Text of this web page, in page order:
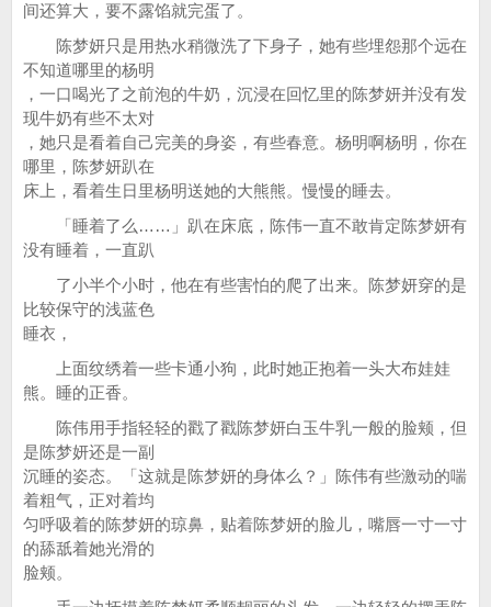
间还算大，要不露馅就完蛋了。
陈梦妍只是用热水稍微洗了下身子，她有些埋怨那个远在
不知道哪里的杨明
，一口喝光了之前泡的牛奶，沉浸在回忆里的陈梦妍并没有发
现牛奶有些不太对
，她只是看着自己完美的身姿，有些春意。杨明啊杨明，你在
哪里，陈梦妍趴在
床上，看着生日里杨明送她的大熊熊。慢慢的睡去。
「睡着了么……」趴在床底，陈伟一直不敢肯定陈梦妍有
没有睡着，一直趴
了小半个小时，他在有些害怕的爬了出来。陈梦妍穿的是
比较保守的浅蓝色
睡衣，
上面纹绣着一些卡通小狗，此时她正抱着一头大布娃娃
熊。睡的正香。
陈伟用手指轻轻的戳了戳陈梦妍白玉牛乳一般的脸颊，但
是陈梦妍还是一副
沉睡的姿态。「这就是陈梦妍的身体么？」陈伟有些激动的喘
着粗气，正对着均
匀呼吸着的陈梦妍的琼鼻，贴着陈梦妍的脸儿，嘴唇一寸一寸
的舔舐着她光滑的
脸颊。